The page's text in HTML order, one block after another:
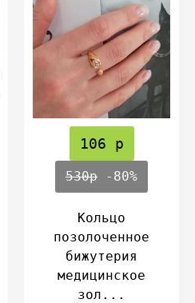
106 р
530р -80%
Кольцо
позолоченное
бижутерия
медицинское
зол...